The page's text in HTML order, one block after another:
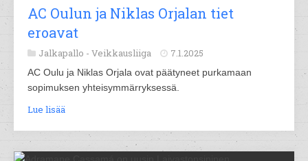
AC Oulun ja Niklas Orjalan tiet
eroavat
Jalkapallo - Veikkausliiga 7.1.2025
AC Oulu ja Niklas Orjala ovat päätyneet purkamaan
sopimuksen yhteisymmärryksessä.
Lue lisää